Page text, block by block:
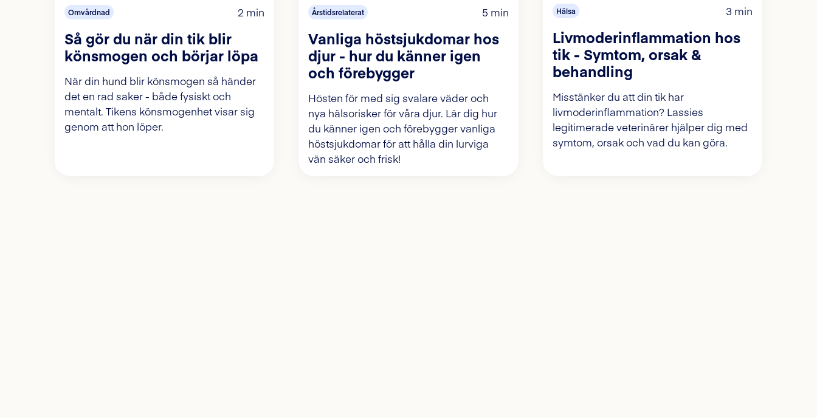
Omvårdnad 2 min
Så gör du när din tik blir
könsmogen och börjar löpa
När din hund blir könsmogen så händer
det en rad saker - både fysiskt och
mentalt. Tikens könsmogenhet visar sig
genom att hon löper.
Årstidsrelaterat 5 min
Vanliga höstsjukdomar hos
djur - hur du känner igen
och förebygger
Hösten för med sig svalare väder och
nya hälsorisker för våra djur. Lär dig hur
du känner igen och förebygger vanliga
höstsjukdomar för att hålla din lurviga
vän säker och frisk!
Hälsa 3 min
Livmoderinflammation hos
tik - Symtom, orsak &
behandling
Misstänker du att din tik har
livmoderinflammation? Lassies
legitimerade veterinärer hjälper dig med
symtom, orsak och vad du kan göra.